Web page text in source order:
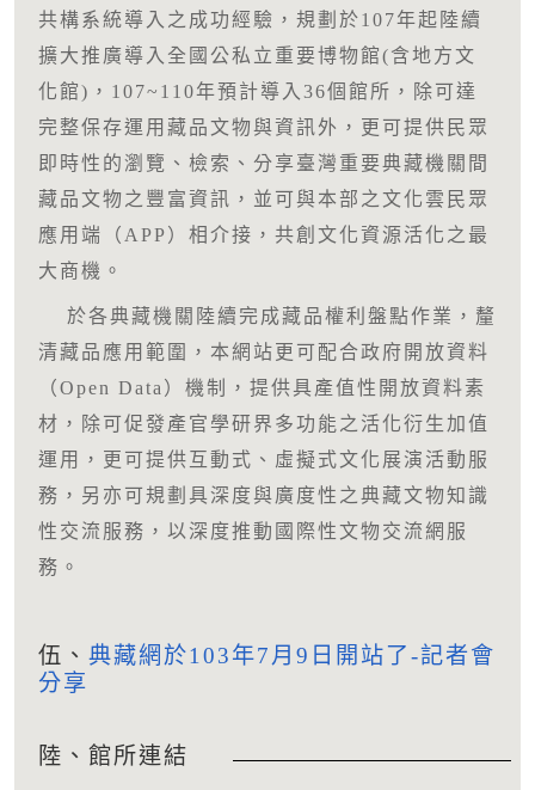
共構系統導入之成功經驗，規劃於107年起陸續
擴大推廣導入全國公私立重要博物館(含地方文
化館)，107~110年預計導入36個館所，除可達
完整保存運用藏品文物與資訊外，更可提供民眾
即時性的瀏覽、檢索、分享臺灣重要典藏機關間
藏品文物之豐富資訊，並可與本部之文化雲民眾
應用端（APP）相介接，共創文化資源活化之最
大商機。
於各典藏機關陸續完成藏品權利盤點作業，釐
清藏品應用範圍，本網站更可配合政府開放資料
（Open Data）機制，提供具產值性開放資料素
材，除可促發產官學研界多功能之活化衍生加值
運用，更可提供互動式、虛擬式文化展演活動服
務，另亦可規劃具深度與廣度性之典藏文物知識
性交流服務，以深度推動國際性文物交流網服
務。
伍、 典藏網於103年7月9日開站了-記者會
分享
陸、館所連結